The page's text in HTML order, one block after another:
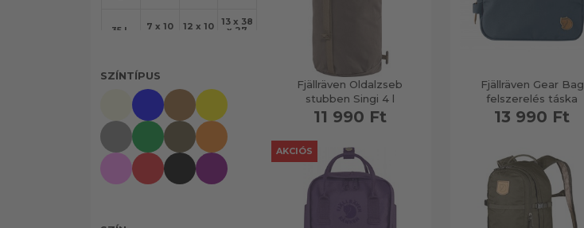
Fjällräven Oldalzseb
stubben Singi 4 l
11 990 Ft
Fjällräven Gear Bag
felszerelés táska
13 990 Ft
AKCIÓS
35 L 7 x 10 12 x 10 13 x 38
x 27
cm cm
16 x 11 20 x
29 x 13
cm
28 x
28 x
48 cm
38 x
27 x 13
40 x
30 x 15
cm
14 x 21
cm
SZÍNTÍPUS